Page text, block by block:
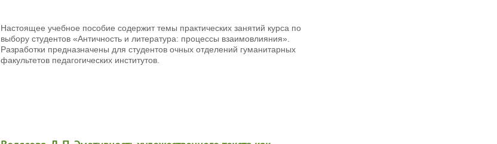
Настоящее учебное пособие содержит темы практических занятий курса по
выбору студентов «Античность и литература: процессы взаимовлияния».
Разработки предназначены для студентов очных отделений гуманитарных
факультетов педагогических институтов.